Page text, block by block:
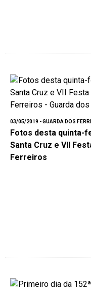
03/05/2019 - GUARDA DOS
Fotos desta quinta-
Santa Cruz e VII
Ferreiros